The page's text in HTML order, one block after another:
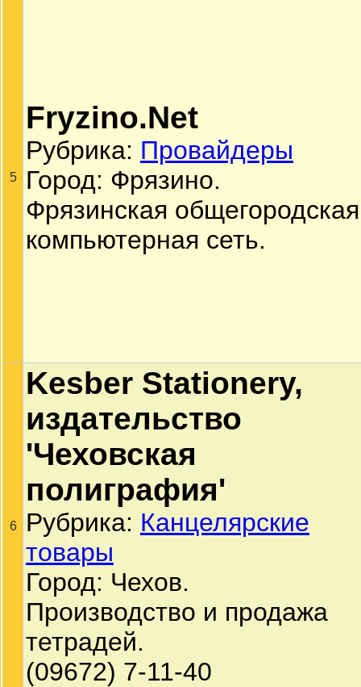
5
Fryzino.Net
Рубрика: Провайдеры
Город: Фрязино.
Фрязинская общегородская
компьютерная сеть.
6
Kesber Stationery,
издательство
'Чеховская
полиграфия'
Рубрика: Канцелярские
товары
Город: Чехов.
Производство и продажа
тетрадей.
(09672) 7-11-40